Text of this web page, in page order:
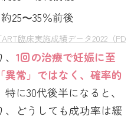
25〜35％前後
臨床実施成績データ2022（PDF
、1回の治療で妊娠に至
異常」ではなく、確率的
特に30代後半になると、
、どうしても成功率は緩